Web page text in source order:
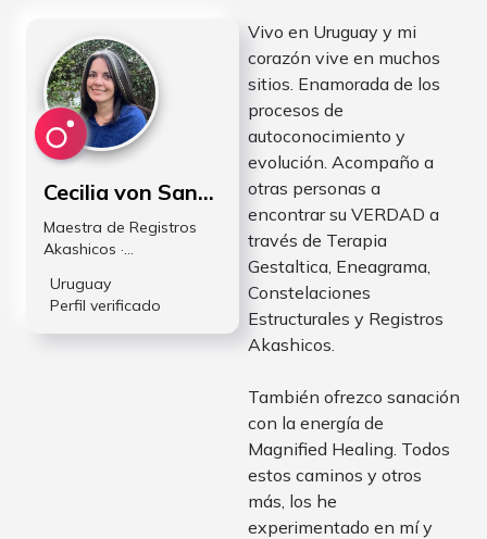
Cecilia von Sanden
Maestra de Registros
Akashicos ·
Eneagrama
Uruguay
Perfil verificado
Vivo en Uruguay y mi
corazón vive en muchos
sitios. Enamorada de los
procesos de
autoconocimiento y
evolución. Acompaño a
otras personas a
encontrar su VERDAD a
través de Terapia
Gestaltica, Eneagrama,
Constelaciones
Estructurales y Registros
Akashicos.
También ofrezco sanación
con la energía de
Magnified Healing. Todos
estos caminos y otros
más, los he
experimentado en mí y